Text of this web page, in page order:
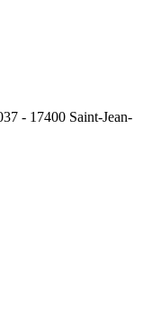
- 17400 Saint-Jean-